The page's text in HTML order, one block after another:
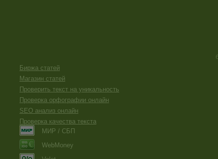
Биржа статей
Магазин статей
Проверить текст на уникальность
Проверка орфографии онлайн
SEO анализ онлайн
Проверка качества текста
МИР / СБП
WebMoney